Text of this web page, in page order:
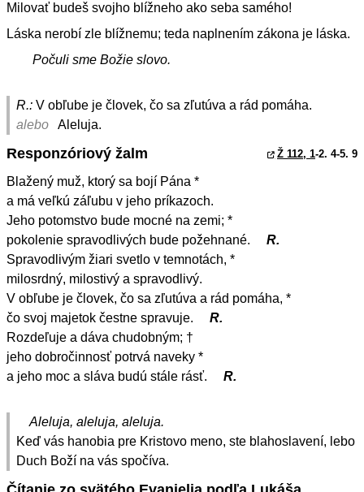
Milovať budeš svojho blížneho ako seba samého!
Láska nerobí zle blížnemu; teda naplnením zákona je láska.
Počuli sme Božie slovo.
R.: V obľube je človek, čo sa zľutúva a rád pomáha.
alebo
Aleluja.
Responzóriový žalm Ž 112, 1-2. 4-5. 9
Blažený muž, ktorý sa bojí Pána *
a má veľkú záľubu v jeho príkazoch.
Jeho potomstvo bude mocné na zemi; *
pokolenie spravodlivých bude požehnané.
R.
Spravodlivým žiari svetlo v temnotách, *
milosrdný, milostivý a spravodlivý.
V obľube je človek, čo sa zľutúva a rád pomáha, *
čo svoj majetok čestne spravuje.
R.
Rozdeľuje a dáva chudobným; †
jeho dobročinnosť potrvá naveky *
a jeho moc a sláva budú stále rásť.
R.
Aleluja, aleluja, aleluja.
Keď vás hanobia pre Kristovo meno, ste blahoslavení, lebo
Duch Boží na vás spočíva.